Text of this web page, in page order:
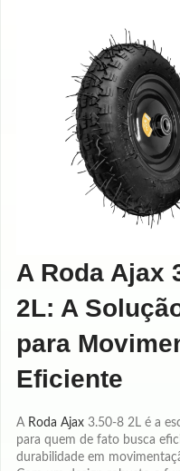
A Roda Ajax
2L: A
para
Eficiente
A Roda Ajax3.50-8 2L é a
para quem de fato busca
durabilidade em